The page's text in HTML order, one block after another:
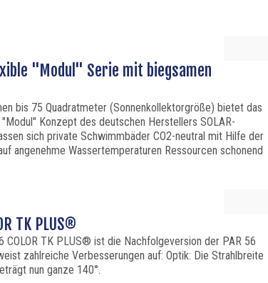
"Modul" Serie mit biegsamen
bis 75 Quadratmeter (Sonnenkollektorgröße) bietet das
Konzept des deutschen Herstellers SOLAR-
sich private Schwimmbäder CO2-neutral mit Hilfe der
angenehme Wassertemperaturen Ressourcen schonend
TK PLUS®
COLOR TK PLUS® ist die Nachfolgeversion der PAR 56
zahlreiche Verbesserungen auf: Optik: Die Strahlbreite
nun ganze 140°.